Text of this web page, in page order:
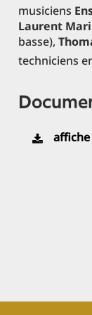
musiciens
Laurent
basse),
techniciens
affiche